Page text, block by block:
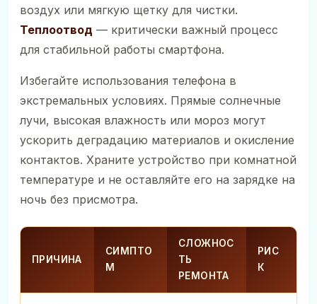
воздух или мягкую щетку для чистки.
Теплоотвод — критически важный процесс
для стабильной работы смартфона.
Избегайте использования телефона в
экстремальных условиях. Прямые солнечные
лучи, высокая влажность или мороз могут
ускорить деградацию материалов и окисление
контактов. Храните устройство при комнатной
температуре и не оставляйте его на зарядке на
ночь без присмотра.
ПРИЧИНА
СИМПТО
М
СЛОЖНОС
ТЬ
РЕМОНТА
РИС
К